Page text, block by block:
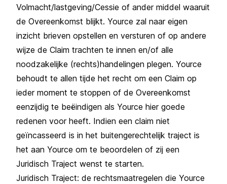
Volmacht/lastgeving/Cessie of ander middel waaruit
de Overeenkomst blijkt. Yource zal naar eigen
inzicht brieven opstellen en versturen of op andere
wijze de Claim trachten te innen en/of alle
noodzakelijke (rechts)handelingen plegen. Yource
behoudt te allen tijde het recht om een Claim op
ieder moment te stoppen of de Overeenkomst
eenzijdig te beëindigen als Yource hier goede
redenen voor heeft. Indien een claim niet
geïncasseerd is in het buitengerechtelijk traject is
het aan Yource om te beoordelen of zij een
Juridisch Traject wenst te starten.
Juridisch Traject: de rechtsmaatregelen die Yource